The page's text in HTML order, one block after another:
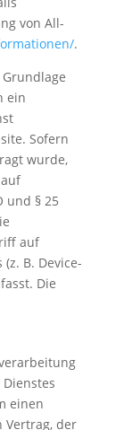
von All-
.
ein
Sofern
wurde,
und § 25
auf
B. Device-
Die
einen
Vertrag, der